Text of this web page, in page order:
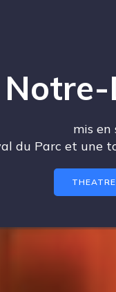
Notre-
mis en
du Parc et une